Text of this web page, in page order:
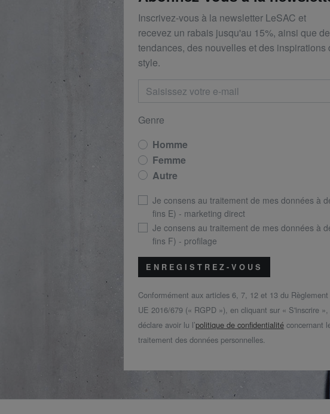
Inscrivez-vous à la newsletter LeSAC et
recevez un rabais jusqu'au 15%, ainsi que
tendances, des nouvelles et des inspirations
style.
Genre
Homme
Femme
Autre
Je consens au traitement de mes données à
fins E) - marketing direct
Je consens au traitement de mes données à
fins F) - profilage
ENREGISTREZ-VOUS
Conformément aux articles 6, 7, 12 et 13 du Règlement
UE 2016/679 (« RGPD »), en cliquant sur « S'inscrire
déclare avoir lu l’politique de confidentialité concernant
traitement des données personnelles.